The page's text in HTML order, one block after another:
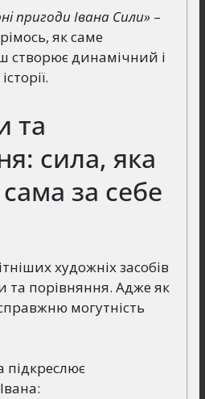
пригоди Івана Сили»–
як саме
створює динамічний і
та
сила, яка
за себе
художніх засобів
та порівняння. Адже як
могутність
підкреслює